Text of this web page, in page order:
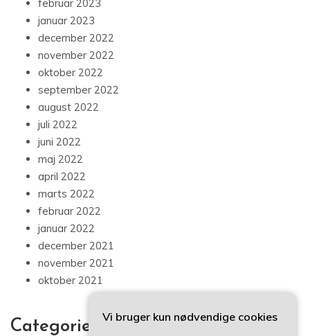
februar 2023
januar 2023
december 2022
november 2022
oktober 2022
september 2022
august 2022
juli 2022
juni 2022
maj 2022
april 2022
marts 2022
februar 2022
januar 2022
december 2021
november 2021
oktober 2021
Categories
Vi bruger kun nødvendige cookies